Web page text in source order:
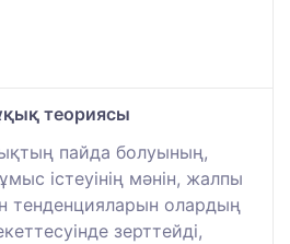
теориясы
пайда болуының,
істеуінің мәнін, жалпы
тенденцияларын олардың
зерттейді,